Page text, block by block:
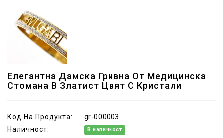
Елегантна Дамска Гривна От Медицинска
Стомана В Златист Цвят С Кристали
Код На Продукта:
gr-000003
Наличност:
В наличност